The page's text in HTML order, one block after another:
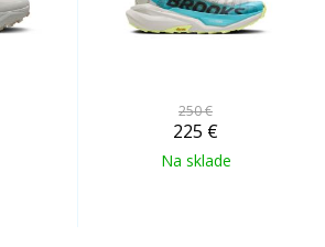
250 €
225 €
Na sklade